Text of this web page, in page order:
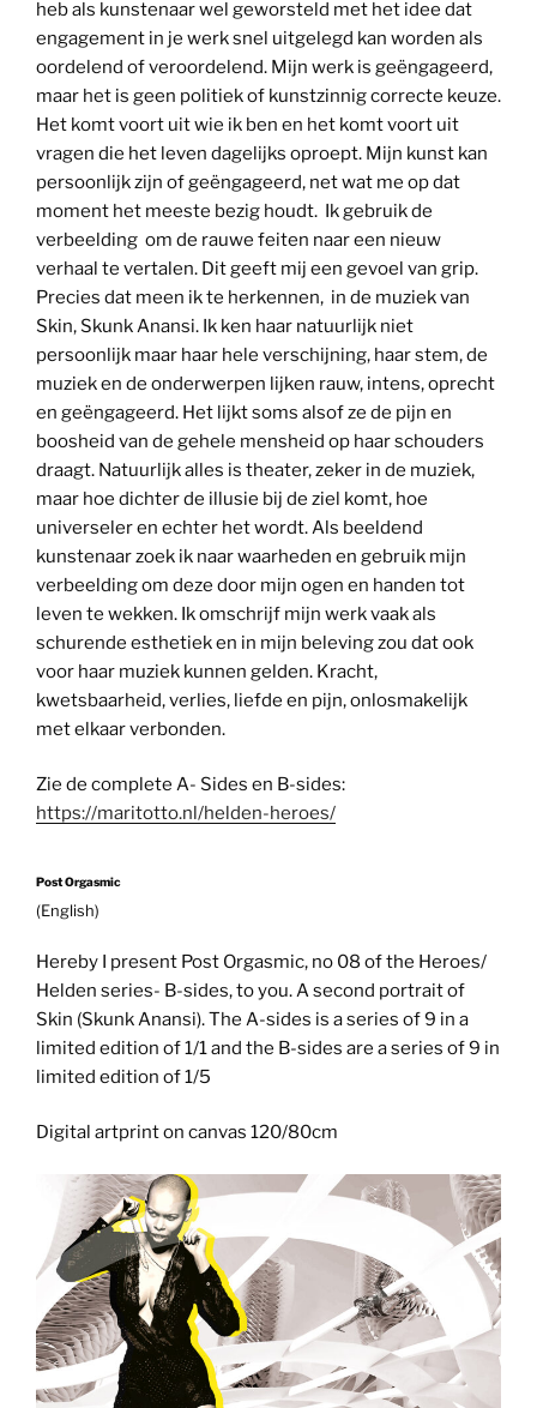
heb als kunstenaar wel geworsteld met het idee dat
engagement in je werk snel uitgelegd kan worden als
oordelend of veroordelend. Mijn werk is geëngageerd,
maar het is geen politiek of kunstzinnig correcte keuze.
Het komt voort uit wie ik ben en het komt voort uit
vragen die het leven dagelijks oproept. Mijn kunst kan
persoonlijk zijn of geëngageerd, net wat me op dat
moment het meeste bezig houdt. Ik gebruik de
verbeelding om de rauwe feiten naar een nieuw
verhaal te vertalen. Dit geeft mij een gevoel van grip.
Precies dat meen ik te herkennen, in de muziek van
Skin, Skunk Anansi. Ik ken haar natuurlijk niet
persoonlijk maar haar hele verschijning, haar stem, de
muziek en de onderwerpen lijken rauw, intens, oprecht
en geëngageerd. Het lijkt soms alsof ze de pijn en
boosheid van de gehele mensheid op haar schouders
draagt. Natuurlijk alles is theater, zeker in de muziek,
maar hoe dichter de illusie bij de ziel komt, hoe
universeler en echter het wordt. Als beeldend
kunstenaar zoek ik naar waarheden en gebruik mijn
verbeelding om deze door mijn ogen en handen tot
leven te wekken. Ik omschrijf mijn werk vaak als
schurende esthetiek en in mijn beleving zou dat ook
voor haar muziek kunnen gelden. Kracht,
kwetsbaarheid, verlies, liefde en pijn, onlosmakelijk
met elkaar verbonden.
Zie de complete A- Sides en B-sides:
https://maritotto.nl/helden-heroes/
Post Orgasmic
(English)
Hereby I present Post Orgasmic, no 08 of the Heroes/
Helden series- B-sides, to you. A second portrait of
Skin (Skunk Anansi). The A-sides is a series of 9 in a
limited edition of 1/1 and the B-sides are a series of 9 in
limited edition of 1/5
Digital artprint on canvas 120/80cm